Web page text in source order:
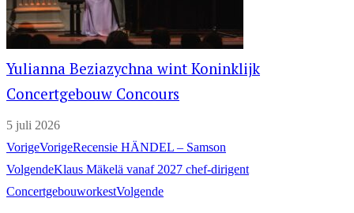
Yulianna Beziazychna wint Koninklijk
Concertgebouw Concours
5 juli 2026
VorigeVorigeRecensie HÄNDEL – Samson
VolgendeKlaus Mäkelä vanaf 2027 chef-dirigent
ConcertgebouworkestVolgende